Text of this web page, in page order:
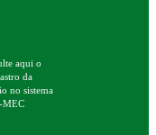
aqui o
da
no sistema
MEC